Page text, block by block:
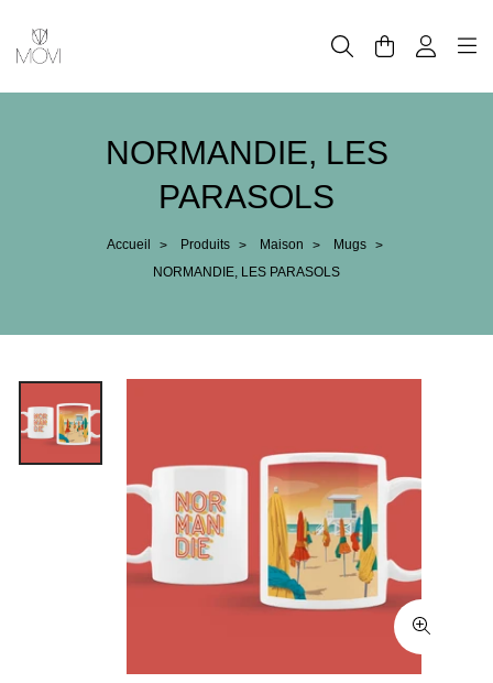
NORMANDIE, LES
PARASOLS
Accueil > Produits > Maison > Mugs
>
NORMANDIE, LES PARASOLS